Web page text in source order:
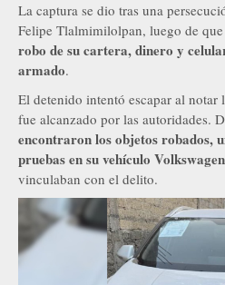
La captura se dio tras una
Felipe Tlalmimilolpan, luego de
robo de su cartera, dinero y
armado.
El detenido intentó escapar al notar
fue alcanzado por las autoridades.
encontraron los objetos robados,
pruebas en su vehículo
vinculaban con el delito.